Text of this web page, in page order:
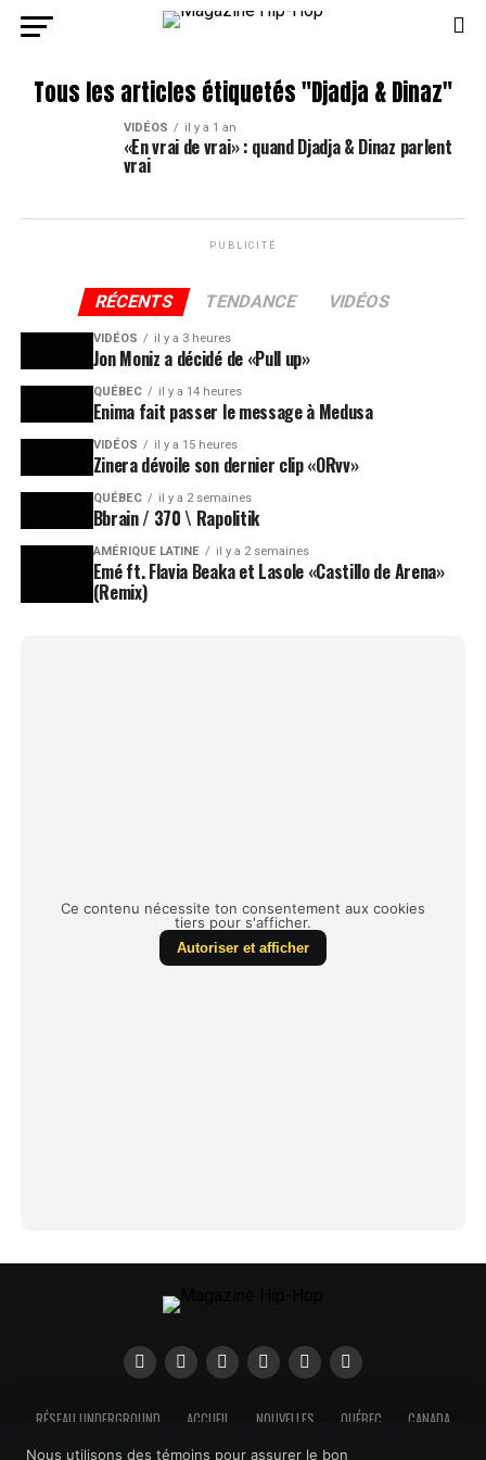
Tous les articles étiquetés "Djadja & Dinaz"
VIDÉOS il y a 1 an
«En vrai de vrai» : quand Djadja & Dinaz parlent
vrai
PUBLICITÉ
RÉCENTS TENDANCE VIDÉOS
VIDÉOS il y a 3 heures
Jon Moniz a décidé de «Pull up»
QUÉBEC il y a 14 heures
Enima fait passer le message à Medusa
VIDÉOS il y a 15 heures
Zinera dévoile son dernier clip «ORvv»
QUÉBEC il y a 2 semaines
Bbrain / 370 \ Rapolitik
AMÉRIQUE LATINE il y a 2 semaines
Emé ft. Flavia Beaka et Lasole «Castillo de Arena»
(Remix)
Ce contenu nécessite ton consentement aux cookies
tiers pour s'afficher.
Autoriser et afficher
RÉSEAU UNDERGROUND ACCUEIL NOUVELLES QUÉBEC
CANADA
EUROPE
USA AFRIQUE AMÉRIQUE LATINE
Nous utilisons des témoins pour assurer le bon